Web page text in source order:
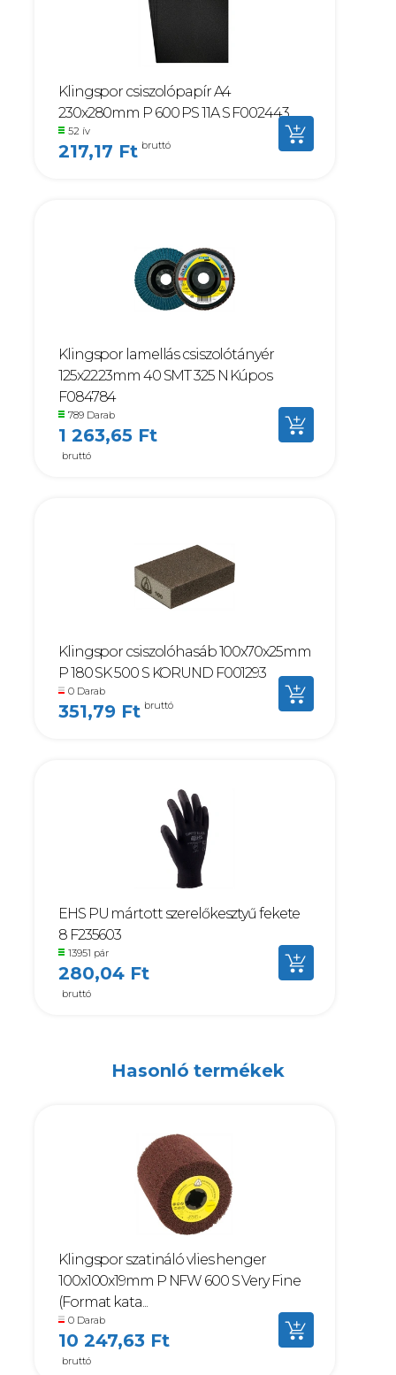
Klingspor csiszolópapír A4
230x280mm P 600 PS 11A S F002443
52 ív
217,17 Ft bruttó
Klingspor lamellás csiszolótányér
125x22.23mm 40 SMT 325 N Kúpos
F084784
789 Darab
1 263,65 Ft
bruttó
Klingspor csiszolóhasáb 100x70x25mm
P 180 SK 500 S KORUND F001293
0 Darab
351,79 Ft bruttó
EHS PU mártott szerelőkesztyű fekete
8 F235603
13951 pár
280,04 Ft
bruttó
Hasonló termékek
Klingspor szatináló vlies henger
100x100x19mm P NFW 600 S Very Fine
(Format kata...
0 Darab
10 247,63 Ft
bruttó